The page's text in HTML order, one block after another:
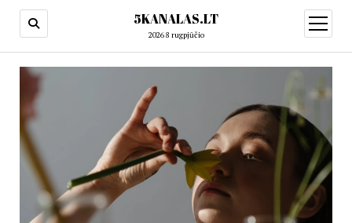
5KANALAS.LT
2026 8 rugpjūčio
open
menu